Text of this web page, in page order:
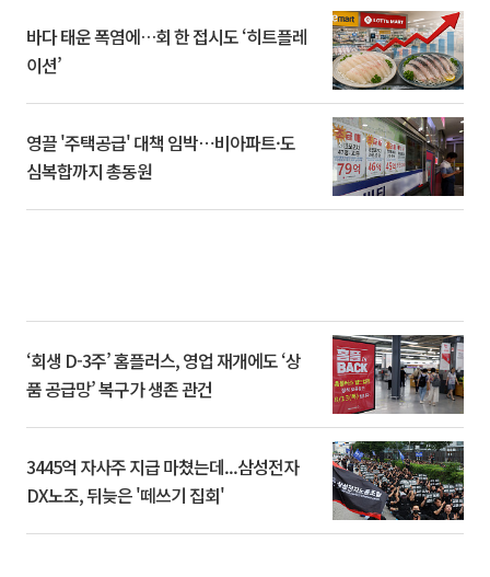
바다 태운 폭염에…회 한 접시도 ‘히트플레
이션’
영끌 '주택공급' 대책 임박⋯비아파트·도
심복합까지 총동원
‘회생 D-3주’ 홈플러스, 영업 재개에도 ‘상
품 공급망’ 복구가 생존 관건
3445억 자사주 지급 마쳤는데...삼성전자
DX노조, 뒤늦은 '떼쓰기 집회'